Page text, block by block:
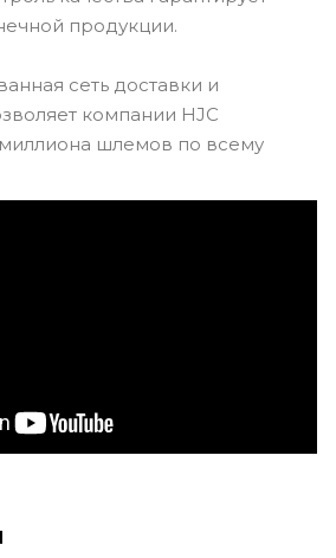
продукции.
сеть доставки и
компании HJC
миллиона шлемов по всему